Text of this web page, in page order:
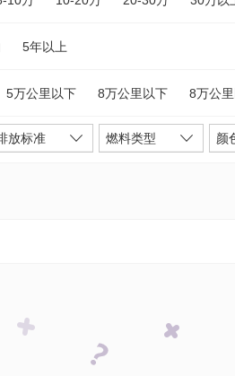
5年以上
5万公里以下 8万公里以下 8万公
放标准 燃料类型 颜